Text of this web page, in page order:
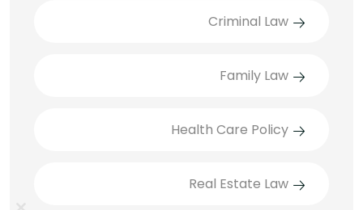
Criminal Law
Family Law
Health Care Policy
Real Estate Law